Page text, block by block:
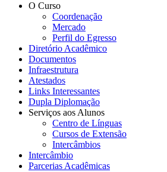
O Curso
Coordenação
Mercado
Perfil do Egresso
Diretório Acadêmico
Documentos
Infraestrutura
Atestados
Links Interessantes
Dupla Diplomação
Serviços aos Alunos
Centro de Línguas
Cursos de Extensão
Intercâmbios
Intercâmbio
Parcerias Acadêmicas